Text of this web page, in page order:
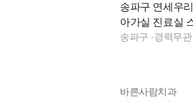
송파구 연세우
아가실 진료실
이터 구인 합니
송파구 ·경력무관
바른사람치과